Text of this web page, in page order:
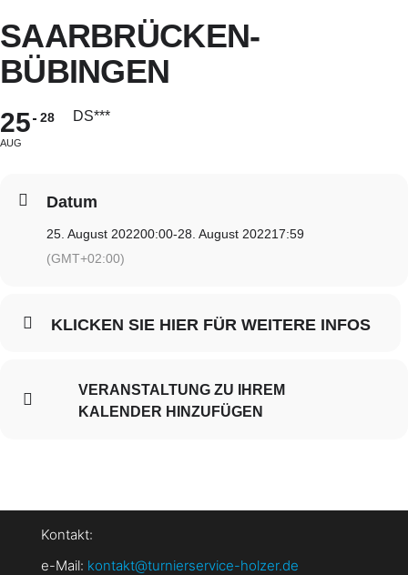
Inhalt
springen
SAARBRÜCKEN-
BÜBINGEN
25
AUG
28 DS***
Datum
25. August 202200:00-28. August 202217:59
(GMT+02:00)
KLICKEN SIE HIER FÜR WEITERE INFOS
VERANSTALTUNG ZU IHREM
KALENDER HINZUFÜGEN
Kontakt:
e-Mail: kontakt@turnierservice-holzer.de